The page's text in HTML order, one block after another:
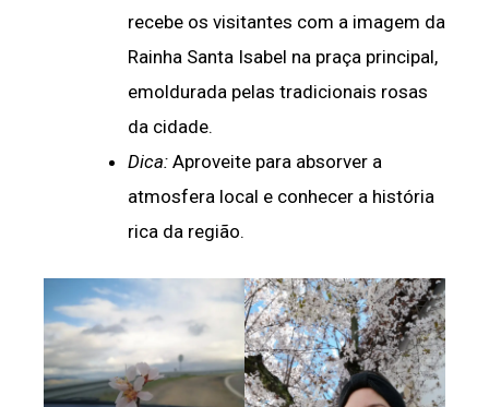
recebe os visitantes com a imagem da
Rainha Santa Isabel na praça principal,
emoldurada pelas tradicionais rosas
da cidade.
Dica:Aproveite para absorver a
atmosfera local e conhecer a história
rica da região.